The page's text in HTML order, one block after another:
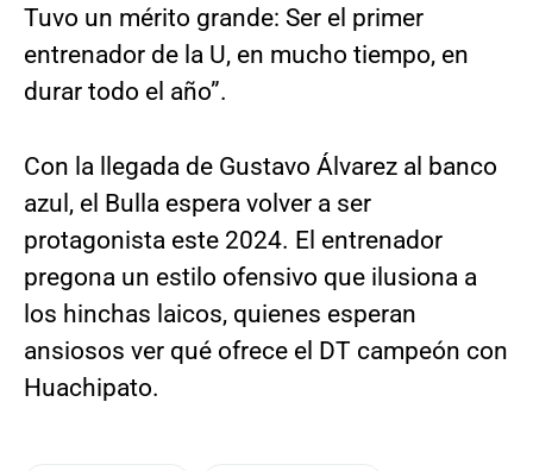
Tuvo un mérito grande: Ser el primer
entrenador de la U, en mucho tiempo, en
durar todo el año”.
Con la llegada de Gustavo Álvarez al banco
azul, el Bulla espera volver a ser
protagonista este 2024. El entrenador
pregona un estilo ofensivo que ilusiona a
los hinchas laicos, quienes esperan
ansiosos ver qué ofrece el DT campeón con
Huachipato.